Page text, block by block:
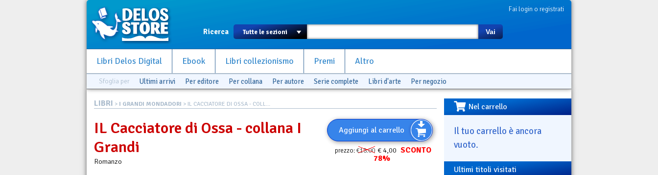
Fai login o registrati
Ricerca Vai
Libri Delos Digital Ebook Libri collezionismo Premi Altro
Sfoglia per Ultimi arrivi Per editore Per collana Per autore Serie complete Libri d'arte Per negozio
LIBRI > I GRANDI MONDADORI > IL CACCIATORE DI OSSA - COLL...
Aggiungi al carrello
prezzo:€18.00 € 4,00 SCONTO
78%
IL Cacciatore di Ossa - collana I
Grandi
Romanzo
Nel carrello
Il tuo carrello è ancora
vuoto.
Ultimi titoli visitati